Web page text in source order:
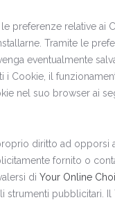
preferenze relative ai
Tramite le
eventualmente
i Cookie, il
nel suo browser ai
diritto ad opporsi
fornito o
di Your Online
pubblicitari. Il